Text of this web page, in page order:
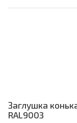
Заглушка
RAL9003